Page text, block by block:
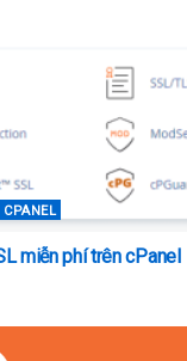
miễn phí trên cPanel